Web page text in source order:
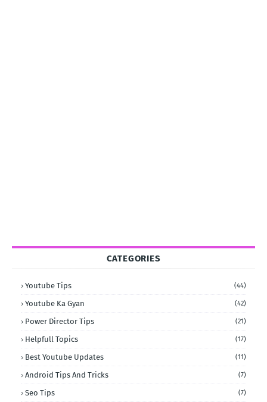
CATEGORIES
Youtube Tips (44)
Youtube Ka Gyan (42)
Power Director Tips (21)
Helpfull Topics (17)
Best Youtube Updates (11)
Android Tips And Tricks (7)
Seo Tips (7)